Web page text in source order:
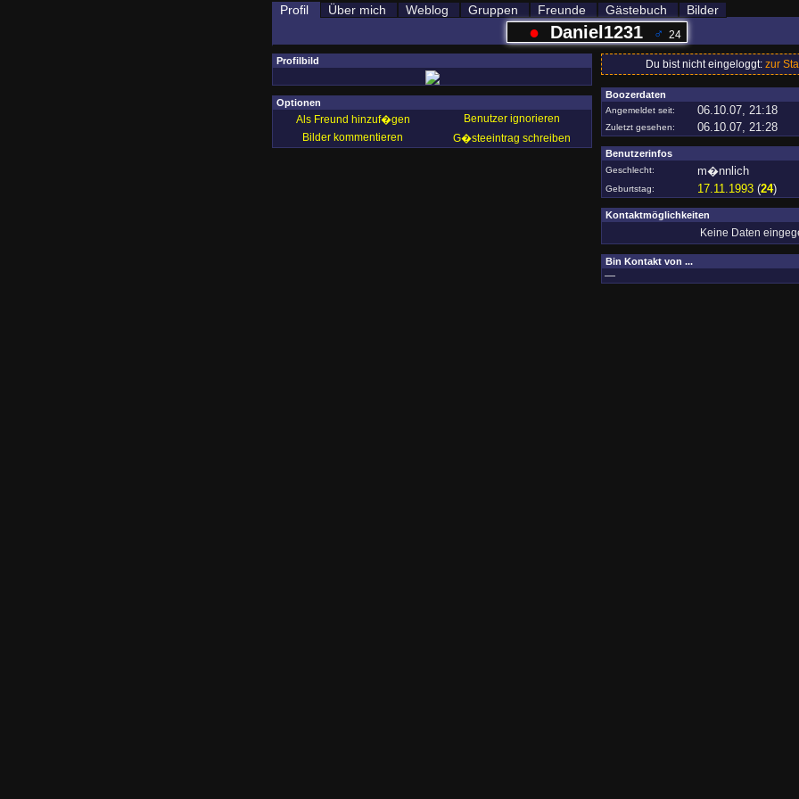
Profil Über mich Weblog Gruppen Freunde Gästebuch Bilder
● Daniel1231 ♂ 24
Profilbild
Optionen
Als Freund hinzuf�gen
Benutzer ignorieren
Bilder kommentieren
G�steeintrag schreiben
Du bist nicht eingeloggt: zur
Boozerdaten
Angemeldet seit: 06.10.07, 21:18
Zuletzt gesehen: 06.10.07, 21:28
Benutzerinfos
Geschlecht: m�nnlich
Geburtstag: 17.11.1993 (24)
Kontaktmöglichkeiten
Keine Daten
Bin Kontakt von ...
—